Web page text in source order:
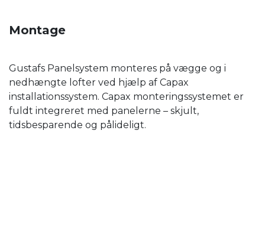
Montage
Gustafs Panelsystem monteres på vægge og i
nedhængte lofter ved hjælp af Capax
installationssystem. Capax monteringssystemet er
fuldt integreret med panelerne – skjult,
tidsbesparende og pålideligt.